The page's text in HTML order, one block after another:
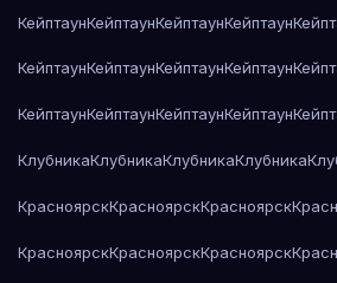
КейптаунКейптаунКейптаунКейптаун
КейптаунКейптаунКейптаунКейптаун
КейптаунКейптаунКейптаунКейптаун
КлубникаКлубникаКлубникаКлубника
КрасноярскКрасноярскКрасноярск
КрасноярскКрасноярскКрасноярск